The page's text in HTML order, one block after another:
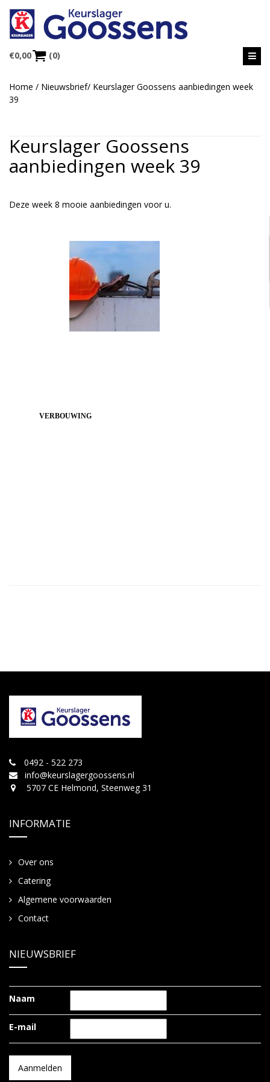
€0,00 (0)
Home / Nieuwsbrief/ Keurslager Goossens aanbiedingen week
39
Keurslager Goossens
aanbiedingen week 39
Deze week 8 mooie aanbiedingen voor u.
VERBOUWING
0492 - 522 273
info@keurslagergoossens.nl
5707 CE Helmond, Steenweg 31
INFORMATIE
Over ons
Catering
Algemene voorwaarden
Contact
NIEUWSBRIEF
Naam
E-mail